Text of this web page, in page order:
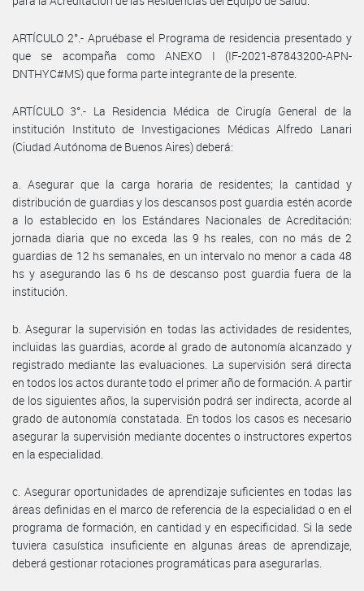
ARTÍCULO 2°.- Apruébase el Programa de residencia presentado y
que se acompaña como ANEXO I (IF-2021-87843200-APN-
DNTHYC#MS) que forma parte integrante de la presente.
ARTÍCULO 3°.- La Residencia Médica de Cirugía General de la
institución Instituto de Investigaciones Médicas Alfredo Lanari
(Ciudad Autónoma de Buenos Aires) deberá:
a. Asegurar que la carga horaria de residentes; la cantidad y
distribución de guardias y los descansos post guardia estén acorde
a lo establecido en los Estándares Nacionales de Acreditación:
jornada diaria que no exceda las 9 hs reales, con no más de 2
guardias de 12 hs semanales, en un intervalo no menor a cada 48
hs y asegurando las 6 hs de descanso post guardia fuera de la
institución.
b. Asegurar la supervisión en todas las actividades de residentes,
incluidas las guardias, acorde al grado de autonomía alcanzado y
registrado mediante las evaluaciones. La supervisión será directa
en todos los actos durante todo el primer año de formación. A partir
de los siguientes años, la supervisión podrá ser indirecta, acorde al
grado de autonomía constatada. En todos los casos es necesario
asegurar la supervisión mediante docentes o instructores expertos
en la especialidad.
c. Asegurar oportunidades de aprendizaje suficientes en todas las
áreas definidas en el marco de referencia de la especialidad o en el
programa de formación, en cantidad y en especificidad. Si la sede
tuviera casuística insuficiente en algunas áreas de aprendizaje,
deberá gestionar rotaciones programáticas para asegurarlas.